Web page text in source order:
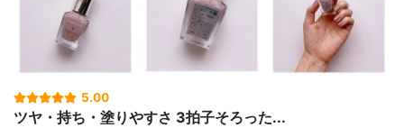
5.00
ツヤ・持ち・塗りやすさ 3拍子そろった...